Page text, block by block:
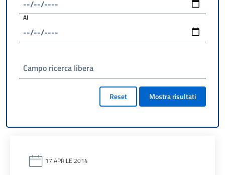
Al
Campo ricerca libera
Reset Mostra risultati
17 APRILE 2014